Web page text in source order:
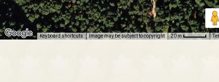
Keyboard shortcuts Image may be subject to copyright 20 m